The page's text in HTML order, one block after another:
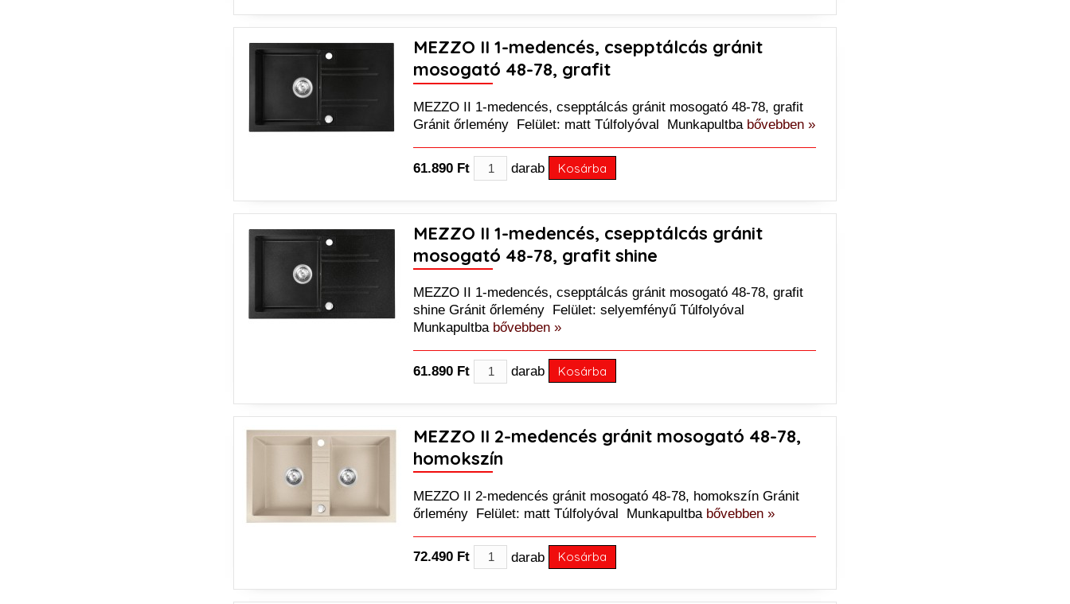
MEZZO II 1-medencés, csepptálcás gránit
mosogató 48-78, grafit
MEZZO II 1-medencés, csepptálcás gránit mosogató 48-78, grafit
Gránit őrlemény Felület: matt Túlfolyóval Munkapultba bővebben »
61.890 Ft darab Kosárba
MEZZO II 1-medencés, csepptálcás gránit
mosogató 48-78, grafit shine
MEZZO II 1-medencés, csepptálcás gránit mosogató 48-78, grafit
shine Gránit őrlemény Felület: selyemfényű Túlfolyóval
Munkapultba bővebben »
61.890 Ft darab Kosárba
MEZZO II 2-medencés gránit mosogató 48-78,
homokszín
MEZZO II 2-medencés gránit mosogató 48-78, homokszín Gránit
őrlemény Felület: matt Túlfolyóval Munkapultba bővebben »
72.490 Ft darab Kosárba